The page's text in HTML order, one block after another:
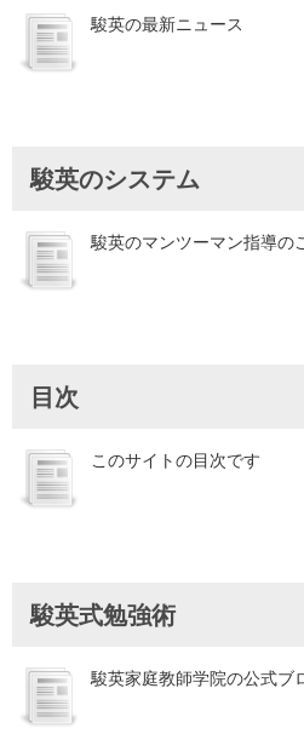
駿英の最新ニュース
駿英のシステム
駿英のマンツーマン指導の
目次
このサイトの目次です
駿英式勉強術
駿英家庭教師学院の公式ブ